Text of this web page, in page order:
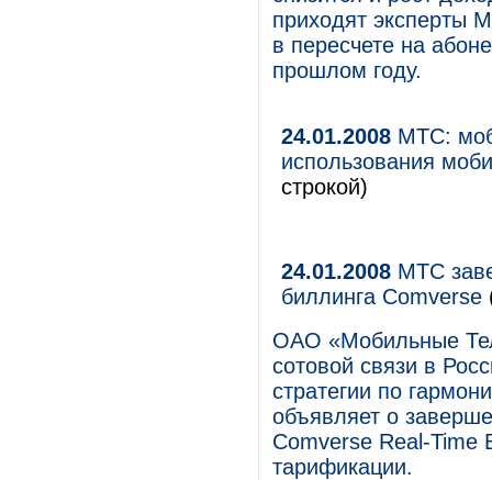
приходят эксперты
в пересчете на
прошлом году.
24.01.2008 МТС:
использования
строкой)
24.01.2008 МТС
биллинга Comverse
ОАО «Мобильные
сотовой связи в
стратегии по
объявляет о
Comverse Real-Time
тарификации.